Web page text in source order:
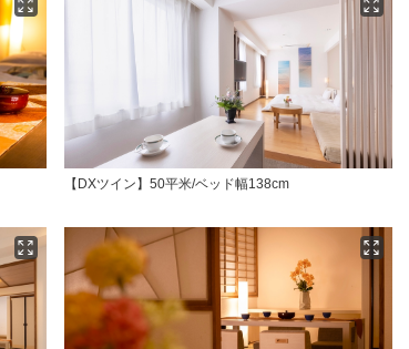
【DXツイン】50平米/ベッド幅138cm